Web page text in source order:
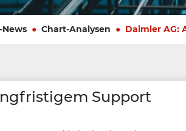
News Chart-Analysen Daimler AG:
Support